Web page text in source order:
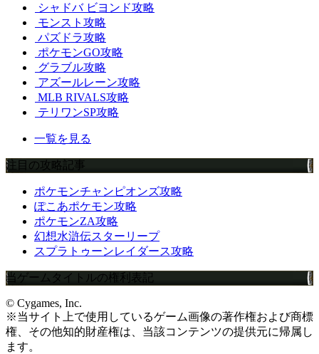
シャドバ ビヨンド攻略
モンスト攻略
パズドラ攻略
ポケモンGO攻略
グラブル攻略
アズールレーン攻略
MLB RIVALS攻略
テリワンSP攻略
一覧を見る
注目の攻略記事
ポケモンチャンピオンズ攻略
ぽこあポケモン攻略
ポケモンZA攻略
幻想水滸伝スターリープ
スプラトゥーンレイダース攻略
当ゲームタイトルの権利表記
© Cygames, Inc.
※当サイト上で使用しているゲーム画像の著作権および商標
権、その他知的財産権は、当該コンテンツの提供元に帰属し
ます。